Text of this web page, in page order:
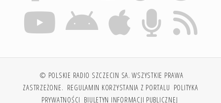
© POLSKIE RADIO SZCZECIN SA. WSZYSTKIE PRAWA
ZASTRZEŻONE. REGULAMIN KORZYSTANIA Z PORTALU POLITYKA
PRYWATNOŚCI BIULETYN INFORMACJI PUBLICZNEJ